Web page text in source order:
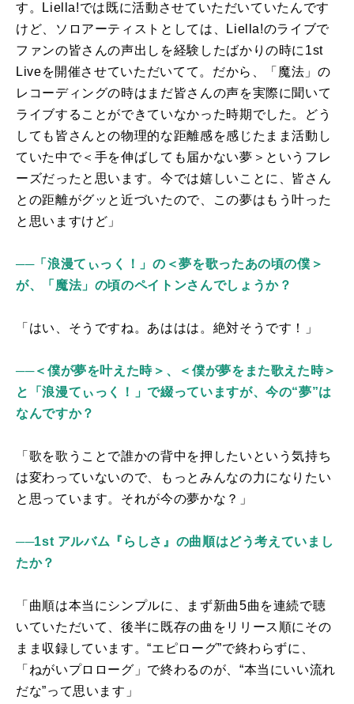
す。
Liella!では既に活動させていただいていたんです
けど、ソロアーティストとしては、
Liella!のライブで
ファンの皆さんの声出しを経験したばかりの時に 1st
Liveを開催させていただいてて。だから、「魔法」の
レコーディングの時はまだ皆さんの声を実際に聞いて
ライブすることができていなかった時期でした。どう
しても皆さんとの物理的な距離感を感じたまま活動し
ていた中で＜手を伸ばしても届かない夢＞というフレ
ーズだったと思います。今では嬉しいことに、皆さん
との距離がグッと近づいたので、この夢はもう叶った
と思いますけど」
──「浪漫てぃっく！」の＜夢を歌ったあの頃の僕＞
が、「魔法」の頃のペイトンさんでしょうか？
「はい、そうですね。あははは。絶対そうです！」
──＜僕が夢を叶えた時＞、＜僕が夢をまた歌えた時＞
と「浪漫てぃっく！」で綴っていますが、今の“夢”は
なんですか？
「歌を歌うことで誰かの背中を押したいという気持ち
は変わっていないので、もっとみんなの力になりたい
と思っています。それが今の夢かな？」
──1st アルバム『らしさ』の曲順はどう考えていまし
たか？
「曲順は本当にシンプルに、まず新曲5曲を連続で聴
いていただいて、後半に既存の曲をリリース順にその
まま収録しています。“エピローグ”で終わらずに、
「ねがいプロローグ」で終わるのが、“本当にいい流れ
だな”って思います」